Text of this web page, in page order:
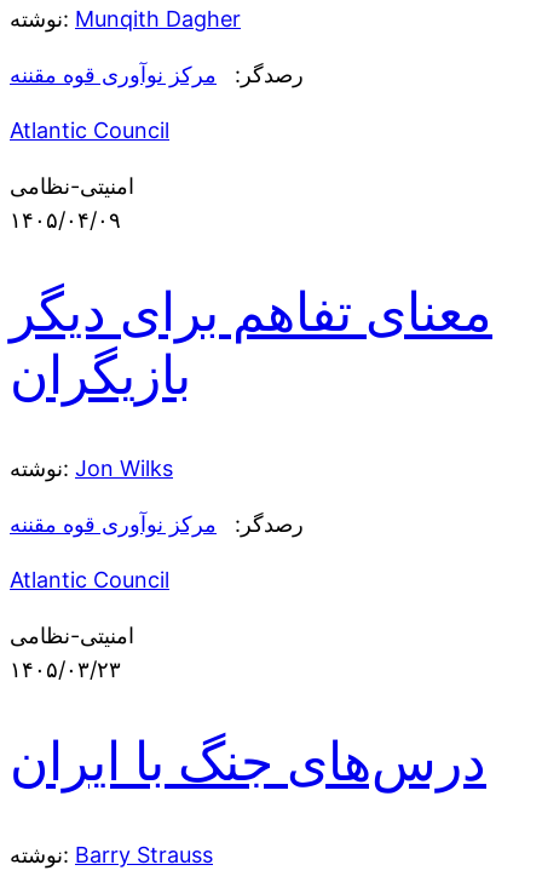
نوشته: Munqith Dagher
رصدگر: مرکز نوآوری قوه مقننه
Atlantic Council
امنیتی-نظامی
۱۴۰۵/۰۴/۰۹
معنای تفاهم برای دیگر
بازیگران
نوشته: Jon Wilks
رصدگر: مرکز نوآوری قوه مقننه
Atlantic Council
امنیتی-نظامی
۱۴۰۵/۰۳/۲۳
درس‌های جنگ با ایران
نوشته: Barry Strauss